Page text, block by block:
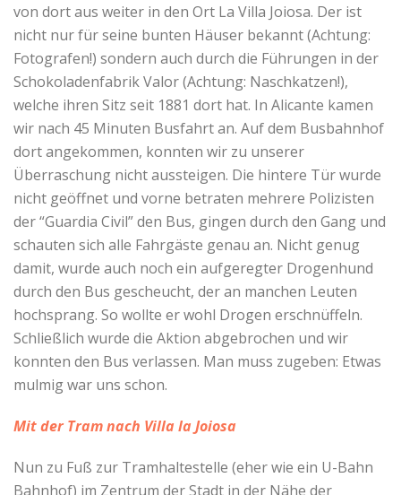
von dort aus weiter in den Ort La Villa Joiosa. Der ist
nicht nur für seine bunten Häuser bekannt (Achtung:
Fotografen!) sondern auch durch die Führungen in der
Schokoladenfabrik Valor (Achtung: Naschkatzen!),
welche ihren Sitz seit 1881 dort hat. In Alicante kamen
wir nach 45 Minuten Busfahrt an. Auf dem Busbahnhof
dort angekommen, konnten wir zu unserer
Überraschung nicht aussteigen. Die hintere Tür wurde
nicht geöffnet und vorne betraten mehrere Polizisten
der “Guardia Civil” den Bus, gingen durch den Gang und
schauten sich alle Fahrgäste genau an. Nicht genug
damit, wurde auch noch ein aufgeregter Drogenhund
durch den Bus gescheucht, der an manchen Leuten
hochsprang. So wollte er wohl Drogen erschnüffeln.
Schließlich wurde die Aktion abgebrochen und wir
konnten den Bus verlassen. Man muss zugeben: Etwas
mulmig war uns schon.
Mit der Tram nach Villa la Joiosa
Nun zu Fuß zur Tramhaltestelle (eher wie ein U-Bahn
Bahnhof) im Zentrum der Stadt in der Nähe der